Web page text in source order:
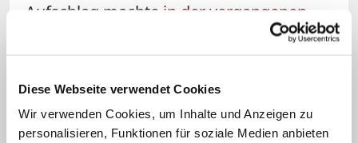
Diese Webseite verwendet Cookies
Wir verwenden Cookies, um Inhalte und Anzeigen zu
personalisieren, Funktionen für soziale Medien anbieten
Aufschlag machte in der vergangenen
: Sie meldete
"Beide Seiten haben dadurch über den
Sommer eine Denkpause, die hoffentlich
im Herbst wieder sachliche